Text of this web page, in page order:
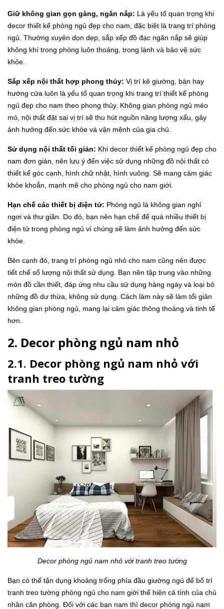
Giữ không gian gọn gàng, ngăn nắp: Là yếu tố quan trọng khi
decor thiết kế phòng ngủ đẹp cho nam, đặc biệt là trang trí phòng
ngủ. Thường xuyên dọn dẹp, sắp xếp đồ đạc ngăn nắp sẽ giúp
không khí trong phòng luôn thoáng, trong lành và bảo vệ sức
khỏe.
Sắp xếp nội thất hợp phong thủy: Vị trí kê giường, bàn hay
hướng cửa luôn là yếu tố quan trọng khi trang trí thiết kể phòng
ngủ đẹp cho nam theo phong thủy. Không gian phòng ngủ méo
mó, nội thất đặt sai vị trí sẽ thu hút nguồn năng lượng xấu, gây
ảnh hưởng đến sức khỏe và vận mệnh của gia chủ.
Sử dụng nội thất tối giản: Khi decor thiết kế phòng ngủ đẹp cho
nam đơn giản, nên lưu ý đến việc sử dụng những đồ nội thất có
thiết kế góc cạnh, hình chữ nhật, hình vuông. Sẽ mang cảm giác
khỏe khoắn, mạnh mẽ cho phòng ngủ cho nam giới.
Hạn chế các thiết bị điện tử: Phòng ngủ là không gian nghỉ
ngơi và thư giãn. Do đó, bạn nên hạn chế để quá nhiều thiết bị
điện tử trong phòng ngủ vì chúng sẽ làm ảnh hưởng đến sức
khỏe.
Bên cạnh đó, trang trí phòng ngủ nhỏ cho nam cũng nên được
tiết chế số lượng nội thất sử dụng. Bạn nên tập trung vào những
món đồ cần thiết, đáp ứng nhu cầu sử dụng hàng ngày và loại bỏ
những đồ dư thừa, không sử dụng. Cách làm này sẽ làm tối giản
không gian phòng ngủ, mang lại cảm giác thông thoáng và tinh tế
hơn.
2. Decor phòng ngủ nam nhỏ
2.1. Decor phòng ngủ nam nhỏ với
tranh treo tường
Decor phòng ngủ nam nhỏ với tranh treo tường
Bạn có thể tận dụng khoảng trống phía đầu giường ngủ để bố trí
tranh treo tường phòng ngủ cho nam giới thể hiện cá tính của chủ
nhân căn phòng. Đối với các bạn nam thì decor phòng ngủ nam